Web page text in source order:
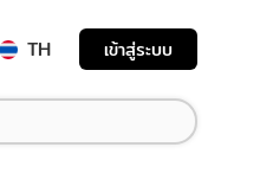
TH เข้าสู่ระบบ